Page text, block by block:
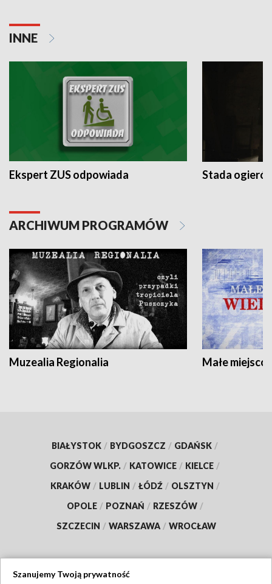
INNE
Ekspert ZUS odpowiada Stada
ARCHIWUM PROGRAMÓW
Muzealia Regionalia Małe
BIAŁYSTOK / BYDGOSZCZ / GDAŃSK /
GORZÓW WLKP. / KATOWICE / KIELCE /
KRAKÓW / LUBLIN / ŁÓDŹ / OLSZTYN /
OPOLE / POZNAŃ / RZESZÓW /
SZCZECIN / WARSZAWA / WROCŁAW
Szanujemy Twoją prywatność